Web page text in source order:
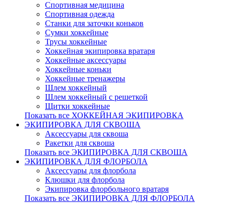
Спортивная медицина
Спортивная одежда
Станки для заточки коньков
Сумки хоккейные
Трусы хоккейные
Хоккейная экипировка вратаря
Хоккейные аксессуары
Хоккейные коньки
Хоккейные тренажеры
Шлем хоккейный
Шлем хоккейный с решеткой
Щитки хоккейные
Показать все ХОККЕЙНАЯ ЭКИПИРОВКА
ЭКИПИРОВКА ДЛЯ СКВОША
Аксессуары для сквоша
Ракетки для сквоша
Показать все ЭКИПИРОВКА ДЛЯ СКВОША
ЭКИПИРОВКА ДЛЯ ФЛОРБОЛА
Аксессуары для флорбола
Клюшки для флорбола
Экипировка флорбольного вратаря
Показать все ЭКИПИРОВКА ДЛЯ ФЛОРБОЛА